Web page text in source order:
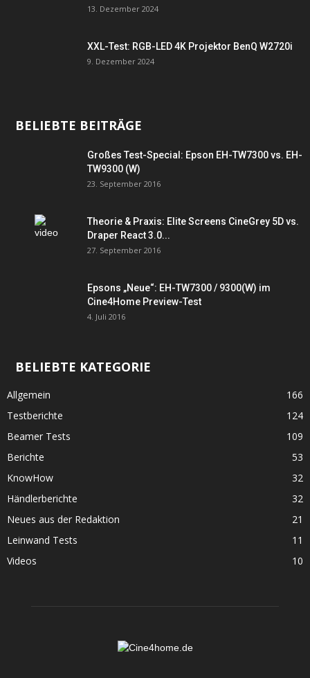
13. Dezember 2024
XXL-Test: RGB-LED 4K Projektor BenQ W2720i
9. Dezember 2024
BELIEBTE BEITRÄGE
Großes Test-Special: Epson EH-TW7300 vs. EH-
TW9300 (W)
23. September 2016
Theorie & Praxis: Elite Screens CineGrey 5D vs.
Draper React 3.0...
27. September 2016
Epsons „Neue“: EH-TW7300 / 9300(W) im
Cine4Home Preview-Test
4. Juli 2016
BELIEBTE KATEGORIE
Allgemein
166
Testberichte
124
Beamer Tests
109
Berichte
53
KnowHow
32
Händlerberichte
32
Neues aus der Redaktion
21
Leinwand Tests
11
Videos
10